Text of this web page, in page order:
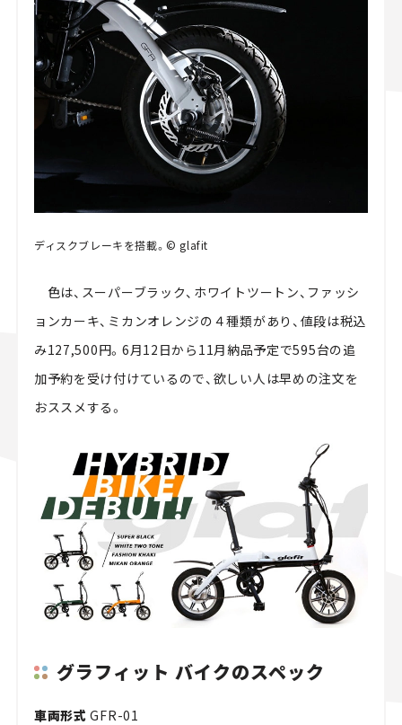
ディスクブレーキを搭載。© glafit
色は、スーパーブラック、ホワイトツートン、ファッシ
ョンカーキ、ミカンオレンジの４種類があり、値段は税込
み127,500円。6月12日から11月納品予定で595台の追
加予約を受け付けているので、欲しい人は早めの注文を
おススメする。
グラフィット バイクのスペック
車両形式 GFR-01